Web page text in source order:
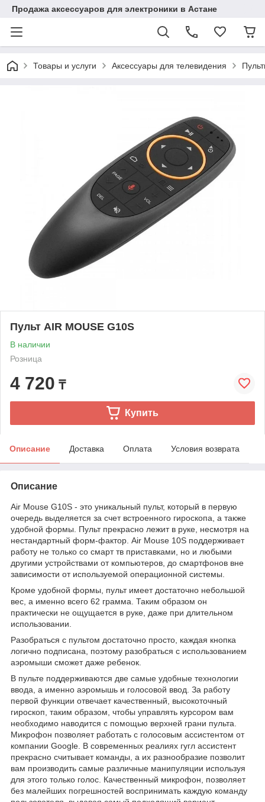
Продажа аксессуаров для электроники в Астане
Товары и услуги Аксессуары для телевидения
Пульт AIR MOUSE G10S
В наличии
Розница
4 720 ₸
Купить
Описание Доставка Оплата Условия возврата
Описание
Air Mouse G10S - это уникальный пульт, который в первую
очередь выделяется за счет встроенного гироскопа, а также
удобной формы. Пульт прекрасно лежит в руке, несмотря на
нестандартный форм-фактор. Air Mouse 10S поддерживает
работу не только со смарт тв приставками, но и любыми
другими устройствами от компьютеров, до смартфонов вне
зависимости от используемой операционной системы.
Кроме удобной формы, пульт имеет достаточно небольшой
вес, а именно всего 62 грамма. Таким образом он
практически не ощущается в руке, даже при длительном
использовании.
Разобраться с пультом достаточно просто, каждая кнопка
логично подписана, поэтому разобраться с использованием
аэромыши сможет даже ребенок.
В пульте поддерживаются две самые удобные технологии
ввода, а именно аэромышь и голосовой ввод. За работу
первой функции отвечает качественный, высокоточный
гироскоп, таким образом, чтобы управлять курсором вам
необходимо наводится с помощью верхней грани пульта.
Микрофон позволяет работать с голосовым ассистентом от
компании Google. В современных реалиях гугл ассистент
прекрасно считывает команды, а их разнообразие позволит
вам производить самые различные манипуляции используя
для этого только голос. Качественный микрофон, позволяет
без малейших погрешностей воспринимать каждую команду